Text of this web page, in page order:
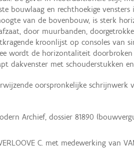
bouwlaag en rechthoekige vensters
van de bovenbouw, is sterk
door muurbanden,
kroonlijst op consoles van
wordt de horizontaliteit
dakvenster met schouderstukken en
oorspronkelijke schrijnwerk
Archief, dossier 81890
C. met medewerking van